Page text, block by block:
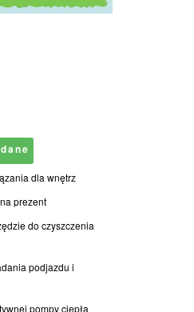
dla wnętrz
prezent
do czyszczenia
podjazdu i
pompy ciepła